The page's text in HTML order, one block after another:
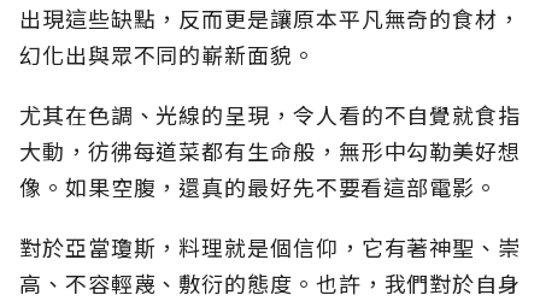
出現這些缺點，反而更是讓原本平凡無奇的食材，
幻化出與眾不同的嶄新面貌。
尤其在色調、光線的呈現，令人看的不自覺就食指
大動，彷彿每道菜都有生命般，無形中勾勒美好想
像。如果空腹，還真的最好先不要看這部電影。
對於亞當瓊斯，料理就是個信仰，它有著神聖、崇
高、不容輕蔑、敷衍的態度。也許，我們對於自身